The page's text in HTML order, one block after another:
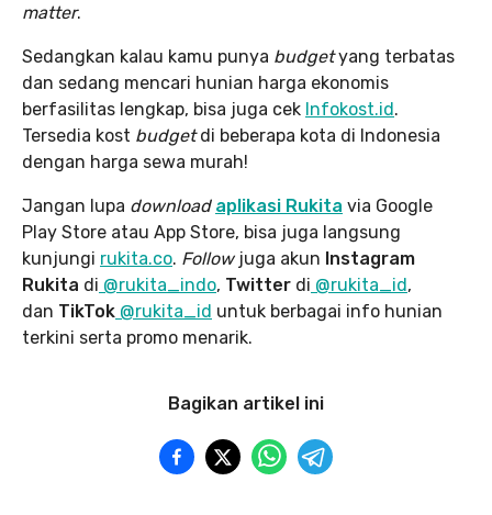
matter.
Sedangkan kalau kamu punya budgetyang terbatas
dan sedang mencari hunian harga ekonomis
berfasilitas lengkap, bisa juga cek Infokost.id.
Tersedia kost budgetdi beberapa kota di Indonesia
dengan harga sewa murah!
Jangan lupa download aplikasi Rukita via Google
Play Store atau App Store, bisa juga langsung
kunjungi rukita.co. Followjuga akun Instagram
Rukita di @rukita_indo, Twitter di @rukita_id,
dan TikTok @rukita_id untuk berbagai info hunian
terkini serta promo menarik.
Bagikan artikel ini